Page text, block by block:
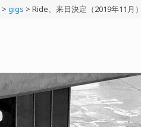
> gigs > Ride、来日決定（2019年11月）